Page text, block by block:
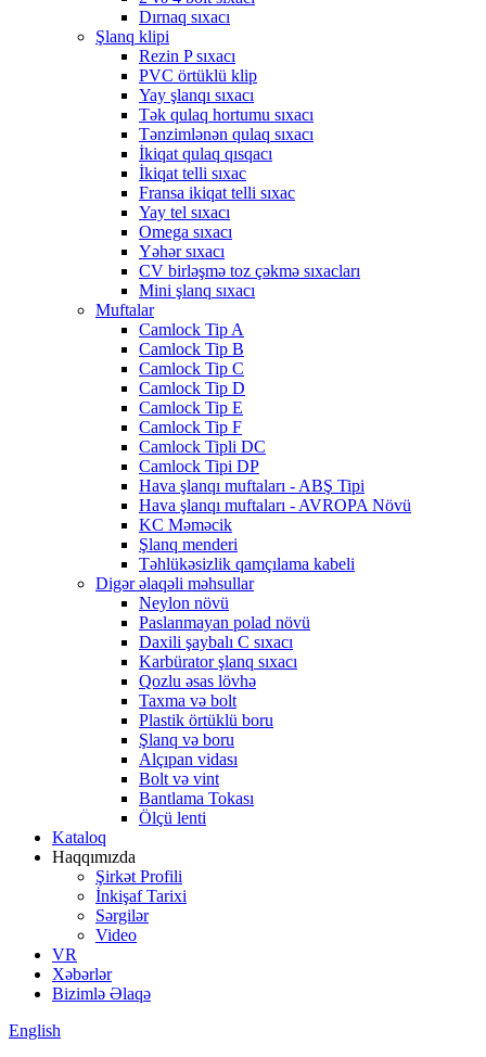
Dırnaq sıxacı
Şlanq klipi
Rezin P sıxacı
PVC örtüklü klip
Yay şlanqı sıxacı
Tək qulaq hortumu sıxacı
Tənzimlənən qulaq sıxacı
İkiqat qulaq qısqacı
İkiqat telli sıxac
Fransa ikiqat telli sıxac
Yay tel sıxacı
Omega sıxacı
Yəhər sıxacı
CV birləşmə toz çəkmə sıxacları
Mini şlanq sıxacı
Muftalar
Camlock Tip A
Camlock Tip B
Camlock Tip C
Camlock Tip D
Camlock Tip E
Camlock Tip F
Camlock Tipli DC
Camlock Tipi DP
Hava şlanqı muftaları - ABŞ Tipi
Hava şlanqı muftaları - AVROPA Növü
KC Məməcik
Şlanq menderi
Təhlükəsizlik qamçılama kabeli
Digər əlaqəli məhsullar
Neylon növü
Paslanmayan polad növü
Daxili şaybalı C sıxacı
Karbürator şlanq sıxacı
Qozlu əsas lövhə
Taxma və bolt
Plastik örtüklü boru
Şlanq və boru
Alçıpan vidası
Bolt və vint
Bantlama Tokası
Ölçü lenti
Kataloq
Haqqımızda
Şirkət Profili
İnkişaf Tarixi
Sərgilər
Video
VR
Xəbərlər
Bizimlə Əlaqə
English